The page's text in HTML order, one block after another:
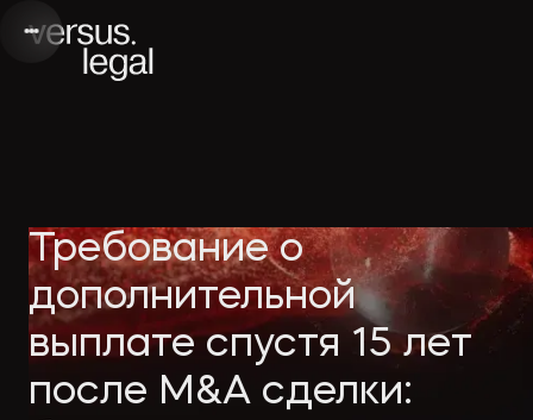
Интеллектуальная
собственность
Архитектура
и проектирование
Вебинары и
видео
Новости
компании
Требование о
дополнительной
выплате спустя 15 лет
после M&A сделки: